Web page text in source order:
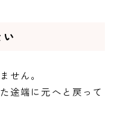
せん。
途端に元へと戻って